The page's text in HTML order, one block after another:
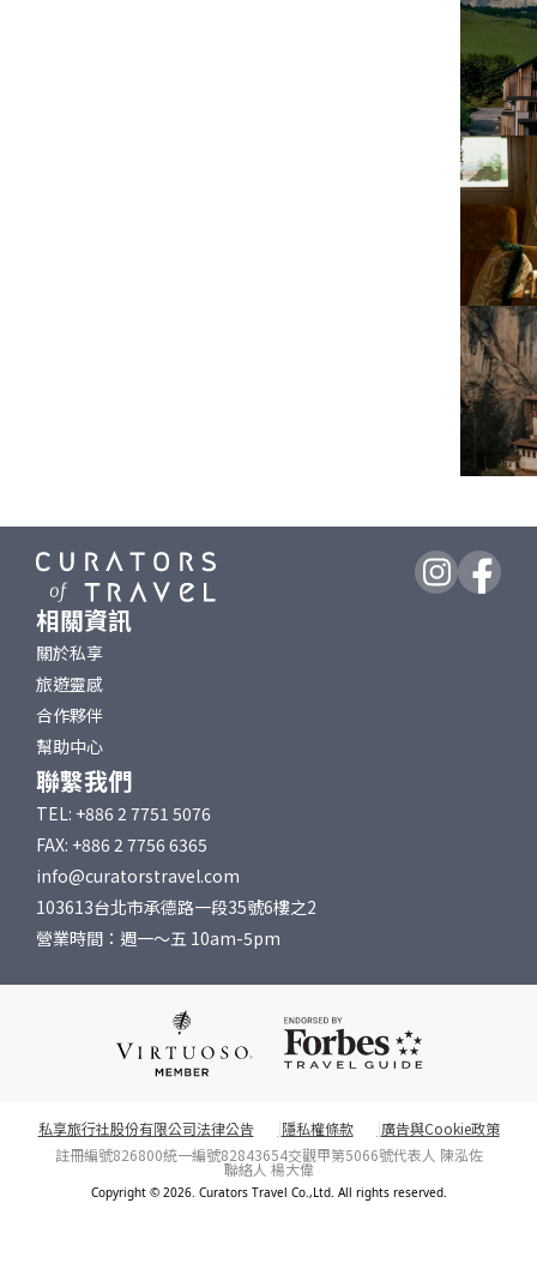
相關資訊
關於私享
旅遊靈感
合作夥伴
幫助中心
聯繫我們
TEL: +886 2 7751 5076
FAX: +886 2 7756 6365
info@curatorstravel.com
103613台北市承德路一段35號6樓之2
營業時間：週一～五 10am-5pm
私享旅行社股份有限公司法律公告 隱私權條款
廣告與Cookie政策
註冊編號826800統一編號82843654交觀甲第5066號代表人 陳泓佐
聯絡人 楊大偉
Copyright © 2026. Curators Travel Co.,Ltd. All rights reserved.